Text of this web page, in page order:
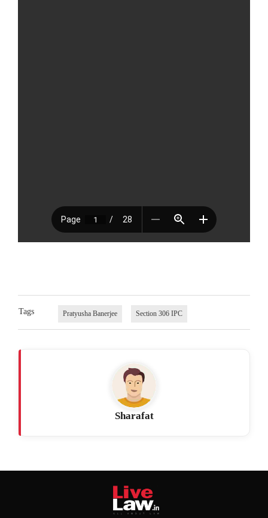
Tags Pratyusha Banerjee Section 306 IPC
Sharafat